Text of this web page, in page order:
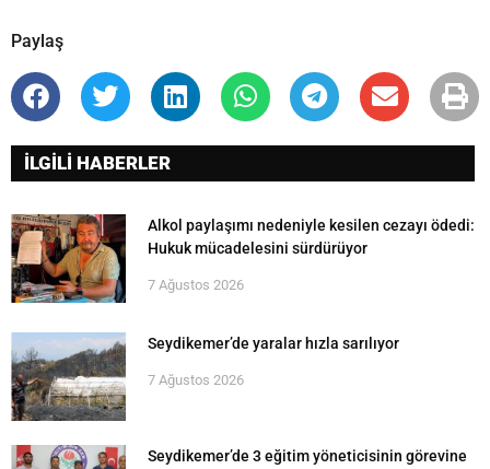
Paylaş
İLGİLİ HABERLER
Alkol paylaşımı nedeniyle kesilen cezayı ödedi:
Hukuk mücadelesini sürdürüyor
7 Ağustos 2026
Seydikemer’de yaralar hızla sarılıyor
7 Ağustos 2026
Seydikemer’de 3 eğitim yöneticisinin görevine